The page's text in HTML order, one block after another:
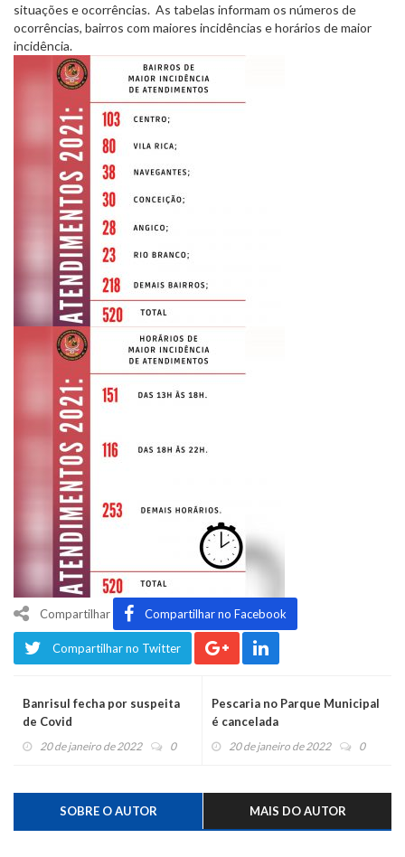
situações e ocorrências. As tabelas informam os números de
ocorrências, bairros com maiores incidências e horários de maior
incidência.
Compartilhar Compartilhar no Facebook
Compartilhar no Twitter
Banrisul fecha por suspeita
de Covid
20 de janeiro de 2022 0
Pescaria no Parque Municipal
é cancelada
20 de janeiro de 2022 0
SOBRE O AUTOR MAIS DO AUTOR